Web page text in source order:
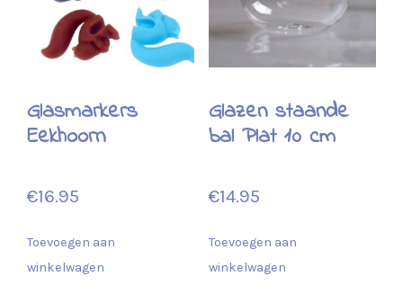
Glasmarkers
Eekhoorn
€16.95
Toevoegen aan
winkelwagen
Glazen staande
bal Plat 10 cm
€14.95
Toevoegen aan
winkelwagen